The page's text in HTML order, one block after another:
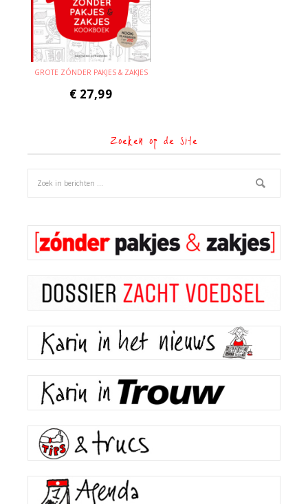
GROTE ZÓNDER PAKJES & ZAKJES
€ 27,99
Zoeken op de site